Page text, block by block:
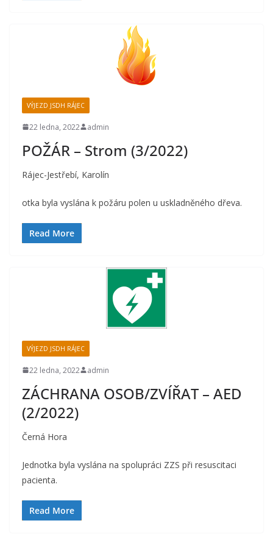
VÝJEZD JSDH RÁJEC
22 ledna, 2022 admin
POŽÁR – Strom (3/2022)
Rájec-Jestřebí, Karolín
otka byla vyslána k požáru polen u uskladněného dřeva.
Read More
VÝJEZD JSDH RÁJEC
22 ledna, 2022 admin
ZÁCHRANA OSOB/ZVÍŘAT – AED
(2/2022)
Černá Hora
Jednotka byla vyslána na spolupráci ZZS při resuscitaci
pacienta.
Read More